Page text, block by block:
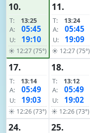
10.
T:
13:25
A:
05:45
U: 19:10
☀ 12:27 (75°)
11.
T:
13:24
A:
05:45
U: 19:09
☀ 12:27 (75°)
17.
T:
13:14
A:
05:49
U: 19:03
☀ 12:26 (73°)
18.
T:
13:12
A:
05:49
U: 19:02
☀ 12:26 (73°)
24. 25.